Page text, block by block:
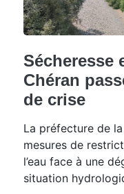
Sécheresse
Chéran
de crise
La préfecture de
mesures de
l’eau face à une
situation